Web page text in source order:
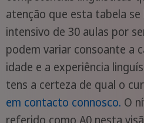
atenção que esta tabela
intensivo de 30 aulas por
podem variar consoante a
idade e a experiência
tens a certeza de qual o
em contacto connosco. O